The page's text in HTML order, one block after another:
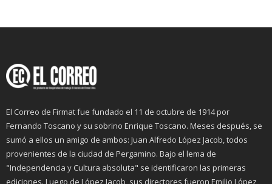
El Correo de Firmat fue fundado el 11 de octubre de 1914 por
Fernando Toscano y su sobrino Enrique Toscano. Meses después, se
sumó a ellos un amigo de ambos: Juan Alfredo López Jacob, todos
provenientes de la ciudad de Pergamino. Bajo el lema de
"Independencia y Cultura absoluta" se identificaron las primeras
ediciones. Luego de López Jacob, sus directores fueron Emilio López